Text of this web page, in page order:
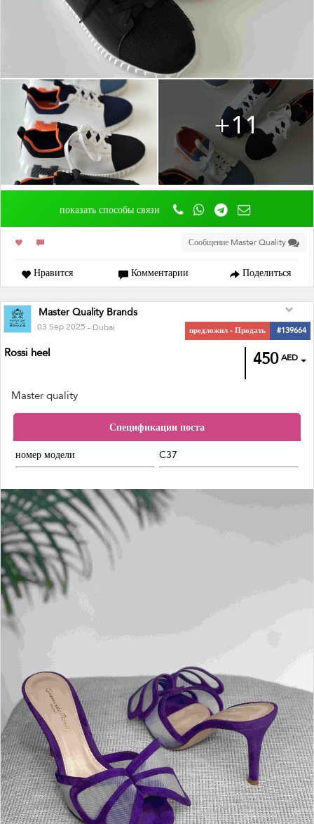
+11
показать способы связи
Нравится Комментарии Поделиться
Master Quality Brands
03 Sep 2025- Dubai предложил - Продать #139664
450
Rossi heel
Master quality
Спецификации поста
номер модели
C37